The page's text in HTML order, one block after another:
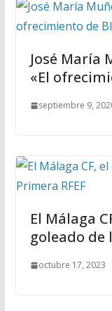
José María
«El
septiembre 9,
El Málaga
goleado de
octubre 17, 2023